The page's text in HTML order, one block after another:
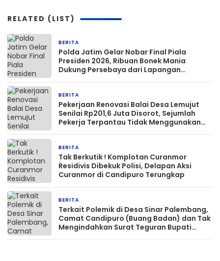
RELATED (LIST)
BERITA
Polda Jatim Gelar Nobar Final Piala
Presiden 2026, Ribuan Bonek Mania
Dukung Persebaya dari Lapangan
BERITA
Pekerjaan Renovasi Balai Desa Lemujut
Senilai Rp201,6 Juta Disorot, Sejumlah
Pekerja Terpantau Tidak Menggunakan
BERITA
Tak Berkutik ! Komplotan Curanmor
Residivis Dibekuk Polisi, Delapan Aksi
Curanmor di Candipuro Terungkap
BERITA
Terkait Polemik di Desa Sinar Palembang,
Camat Candipuro (Buang Badan) dan Tak
Mengindahkan Surat Teguran Bupati